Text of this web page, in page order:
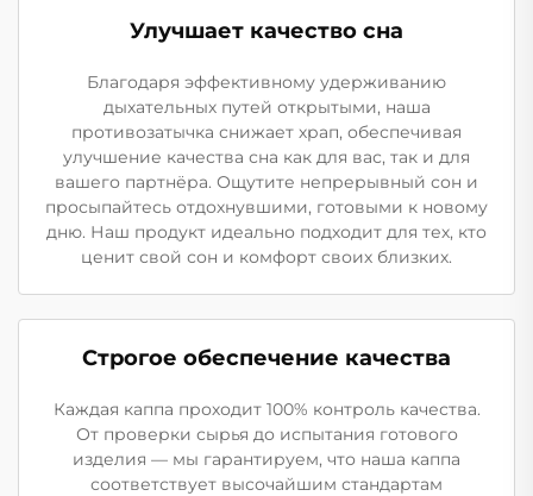
Улучшает качество сна
Благодаря эффективному удерживанию
дыхательных путей открытыми, наша
противозатычка снижает храп, обеспечивая
улучшение качества сна как для вас, так и для
вашего партнёра. Ощутите непрерывный сон и
просыпайтесь отдохнувшими, готовыми к новому
дню. Наш продукт идеально подходит для тех, кто
ценит свой сон и комфорт своих близких.
Строгое обеспечение качества
Каждая каппа проходит 100% контроль качества.
От проверки сырья до испытания готового
изделия — мы гарантируем, что наша каппа
соответствует высочайшим стандартам